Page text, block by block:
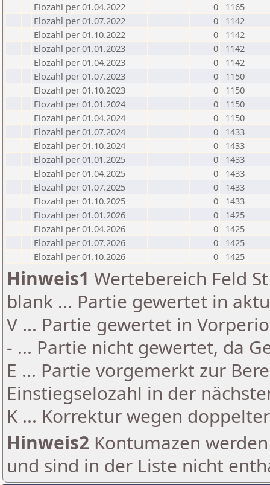
Elozahl per 01.04.2022
0
1165
Elozahl per 01.07.2022
0
1142
Elozahl per 01.10.2022
0
1142
Elozahl per 01.01.2023
0
1142
Elozahl per 01.04.2023
0
1142
Elozahl per 01.07.2023
0
1150
Elozahl per 01.10.2023
0
1150
Elozahl per 01.01.2024
0
1150
Elozahl per 01.04.2024
0
1150
Elozahl per 01.07.2024
0
1433
Elozahl per 01.10.2024
0
1433
Elozahl per 01.01.2025
0
1433
Elozahl per 01.04.2025
0
1433
Elozahl per 01.07.2025
0
1433
Elozahl per 01.10.2025
0
1433
Elozahl per 01.01.2026
0
1425
Elozahl per 01.04.2026
0
1425
Elozahl per 01.07.2026
0
1425
Elozahl per 01.10.2026
0 1425
Hinweis1 Wertebereich Feld
blank ... Partie gewertet in
V ... Partie gewertet in
- ... Partie nicht gewertet, da
E ... Partie vorgemerkt zur
Einstiegselozahl in der
K ... Korrektur wegen
Hinweis2 Kontumazen
und sind in der Liste nicht